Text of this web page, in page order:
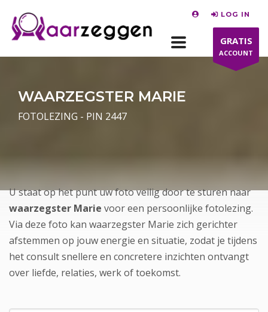
LOG IN
GRATIS
ACCOUNT
WAARZEGSTER MARIE
FOTOLEZING - PIN 2447
U staat op het punt uw foto veilig door te sturen naar
waarzegster Marie voor een persoonlijke fotolezing.
Via deze foto kan waarzegster Marie zich gerichter
afstemmen op jouw energie en situatie, zodat je tijdens
het consult snellere en concretere inzichten ontvangt
over liefde, relaties, werk of toekomst.